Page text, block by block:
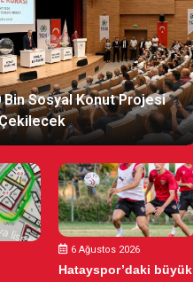
Bin Sosyal Konut Projesi
Çekilecek
6 Ağustos 2026
Hatayspor’daki büyük